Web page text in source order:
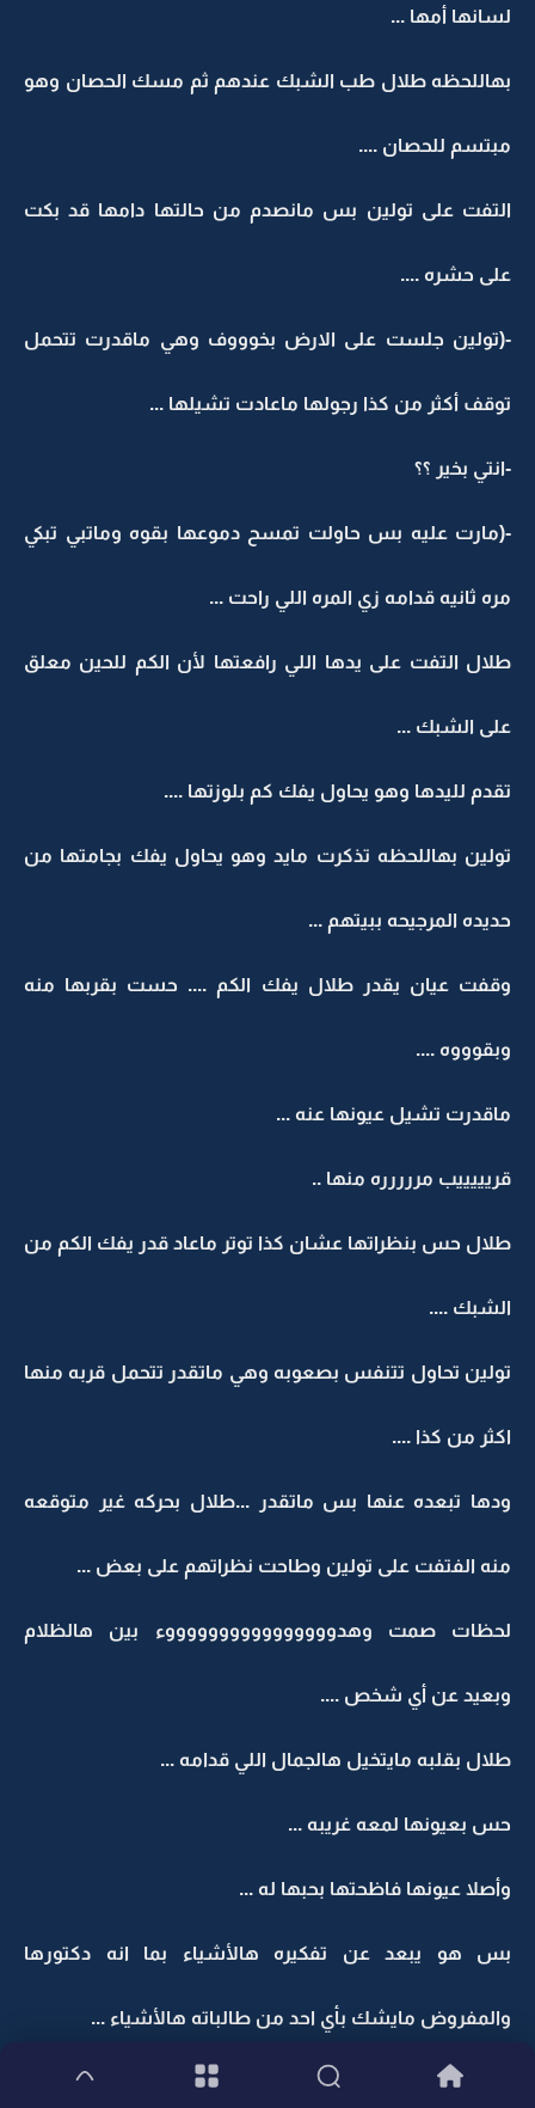
لسانها أمها ...
بهاللحظه طلال طب الشبك عندهم ثم مسك الحصان وهو
مبتسم للحصان ....
التفت على تولين بس مانصدم من حالتها دامها قد بكت
على حشره ....
-(تولين جلست على الارض بخوووف وهي ماقدرت تتحمل
توقف أكثر من كذا رجولها ماعادت تشيلها ...
-انتي بخير ؟؟
-(مارت عليه بس حاولت تمسح دموعها بقوه وماتبي تبكي
مره ثانيه قدامه زي المره اللي راحت ...
طلال التفت على يدها اللي رافعتها لأن الكم للحين معلق
على الشبك ...
تقدم لليدها وهو يحاول يفك كم بلوزتها ....
تولين بهاللحظه تذكرت مايد وهو يحاول يفك بجامتها من
حديده المرجيحه ببيتهم ...
وقفت عيان يقدر طلال يفك الكم .... حست بقربها منه
وبقوووه ....
ماقدرت تشيل عيونها عنه ...
قريييييب مررررره منها ..
طلال حس بنظراتها عشان كذا توتر ماعاد قدر يفك الكم من
الشبك ....
تولين تحاول تتنفس بصعوبه وهي ماتقدر تتحمل قربه منها
اكثر من كذا ....
ودها تبعده عنها بس ماتقدر ...طلال بحركه غير متوقعه
منه الفتفت على تولين وطاحت نظراتهم على بعض ...
لحظات صمت وهدووووووووووووووووء بين هالظلام
وبعيد عن أي شخص ....
طلال بقلبه مايتخيل هالجمال اللي قدامه ...
حس بعيونها لمعه غريبه ...
وأصلا عيونها فاظحتها بحبها له ...
بس هو يبعد عن تفكيره هالأشياء بما انه دكتورها
والمفروض مايشك بأي احد من طالباته هالأشياء ...
تولين تعبت موب قادره تتنفس من قلبها اللي تزداد سرعاته